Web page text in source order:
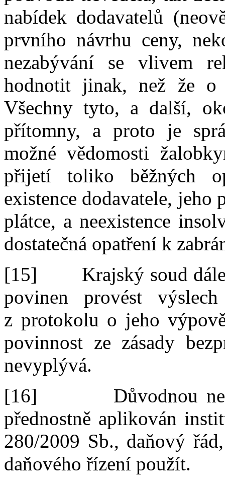
nabídek dodavatelů
prvního návrhu ceny,
nezabývání se vlivem
hodnotit jinak, než že o
Všechny tyto, a další,
přítomny, a proto je
možné vědomosti žalob
přijetí toliko běžných
existence dodavatele, jeho
plátce, a neexistence
dostatečná opatření k
[15]
Krajský soud
povinenprovést
z protokolu o jeho
povinnost ze zásady
nevyplývá.
[16]
Důvodnou
přednostně aplikován
280/2009 Sb., daňový
daňového řízení použít.